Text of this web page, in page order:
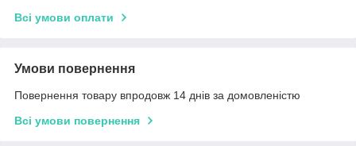
Всі умови оплати
Умови повернення
Повернення товару впродовж 14 днів за домовленістю
Всі умови повернення